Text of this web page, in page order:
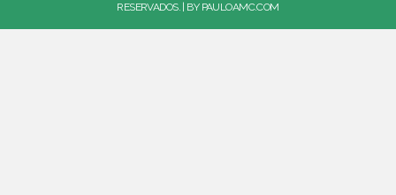
RESERVADOS. | BY PAULOAMC.COM